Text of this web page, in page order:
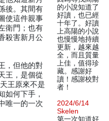
後。其間有
使這件親事
衛門；也有
殺害新月公
，但他的對
王，是個從
王原來不是
如何下手，
唯一的一次
的小說知道了
好讀，也已經
十年了。好讀
上高陽的小說
也慢慢地持續
更新，越來越
全，而且質量
上佳，值得珍
藏。感謝好
讀！感謝校對
者！
2024/6/14
Skelen
第一次知道好